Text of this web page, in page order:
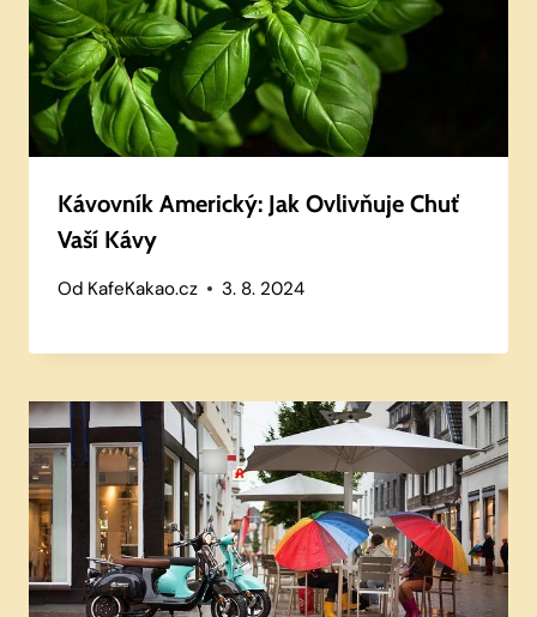
Kávovník Americký: Jak Ovlivňuje Chuť
Vaší Kávy
Od KafeKakao.cz 3. 8. 2024